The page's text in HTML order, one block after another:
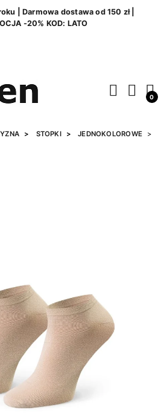
| Darmowa dostawa od 150 zł |
-20% KOD: LATO
0
STOPKI JEDNOKOLOROWE